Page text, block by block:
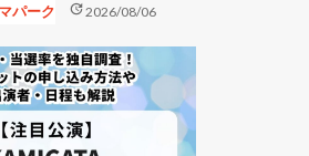
パーク update2026/08/06